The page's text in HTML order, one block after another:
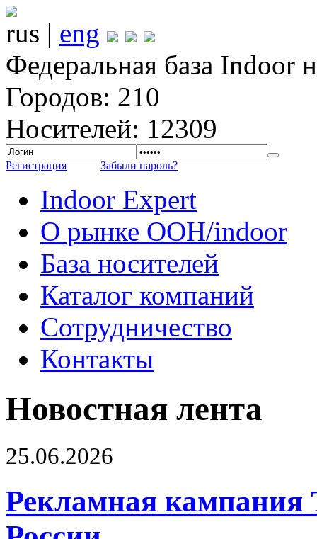
rus | eng
Федеральная база Indoor
Городов: 210
Носителей: 12309
Регистрация Забыли пароль?
Indoor Expert
О рынке OOH/indoor
База носителей
Каталог компаний
Сотрудничество
Контакты
Новостная лента
25.06.2026
Рекламная кампания